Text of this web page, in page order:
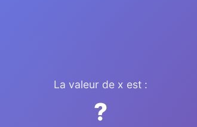
La valeur de x est :
?